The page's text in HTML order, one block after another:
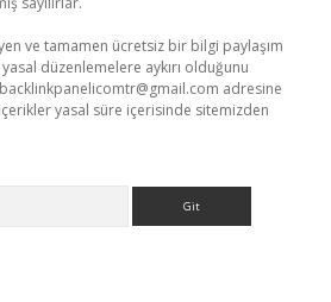
ve tamamen ücretsiz bir bilgi paylaşım
düzenlemelere aykırı olduğunu
backlinkpanelicomtr@gmail.com adresine
yasal süre içerisinde sitemizden